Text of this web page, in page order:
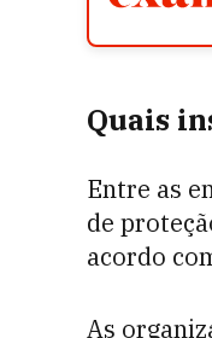
Quais
Entre as
de
acordo
As